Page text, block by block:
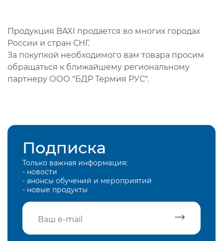
Продукция BAXI продается во многих городах
России и стран СНГ.
За покупкой необходимого вам товара просим
обращаться к ближайшему региональному
партнеру ООО "БДР Термия РУС".
Подписка
Только важная информация:
- новости
- анонсы обучений и мероприятий
- новые продукты